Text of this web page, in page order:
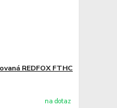
REDFOX FTHC
na dotaz